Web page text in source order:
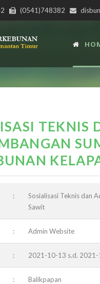
(0541)748382
TEKNIS
:
Sosialisasi Teknis dan
Sawit
: Admin Website
: 2021-10-13 s.d.
: Balikpapan